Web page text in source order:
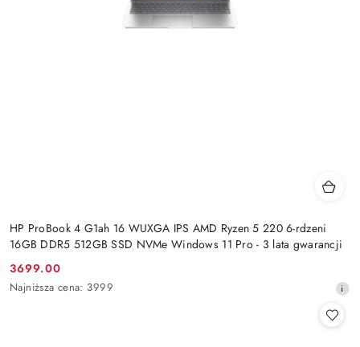
HP ProBook 4 G1ah 16 WUXGA IPS AMD Ryzen 5 220 6-rdzeni
16GB DDR5 512GB SSD NVMe Windows 11 Pro - 3 lata gwarancji
Cena
promocyjna:
3699.00
Najniższa
Najniższa cena: 3999